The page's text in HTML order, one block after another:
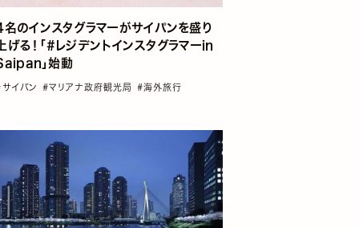
名のインスタグラマーがサイパンを盛り
げる！「#レジデントインスタグラマーin
」始動
イパン #マリアナ政府観光局 #海外旅行